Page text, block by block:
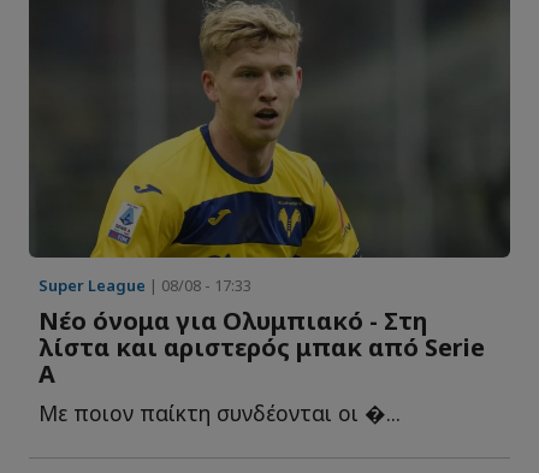
Super League | 08/08 - 17:33
Νέο όνομα για Ολυμπιακό - Στη
λίστα και αριστερός μπακ από Serie
A
Με ποιον παίκτη συνδέονται οι �...